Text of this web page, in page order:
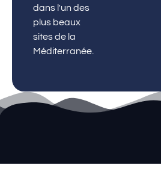
dans l'un des
plus beaux
sites de la
Méditerranée.